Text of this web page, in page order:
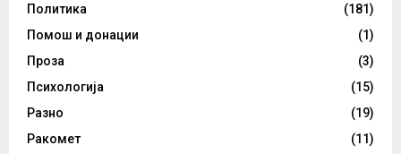
Политика
(181)
Помош и донации
(1)
Проза
(3)
Психологија
(15)
Разно
(19)
Ракомет
(11)